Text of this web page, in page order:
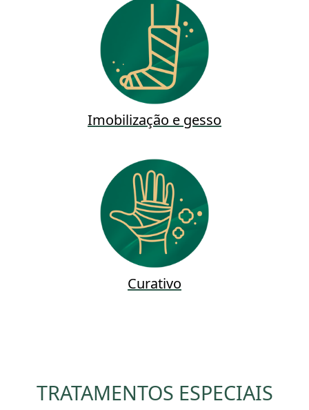
Imobilização e gesso
Curativo
TRATAMENTOS ESPECIAIS